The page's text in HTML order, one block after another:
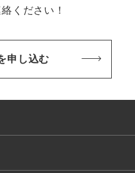
ください！
申し込む